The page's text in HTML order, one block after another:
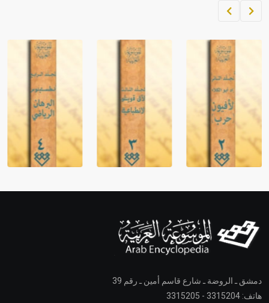
دمشق ـ الروضة ـ شارع قاسم أمين ـ رقم 39
هاتف: 3315204 - 3315205